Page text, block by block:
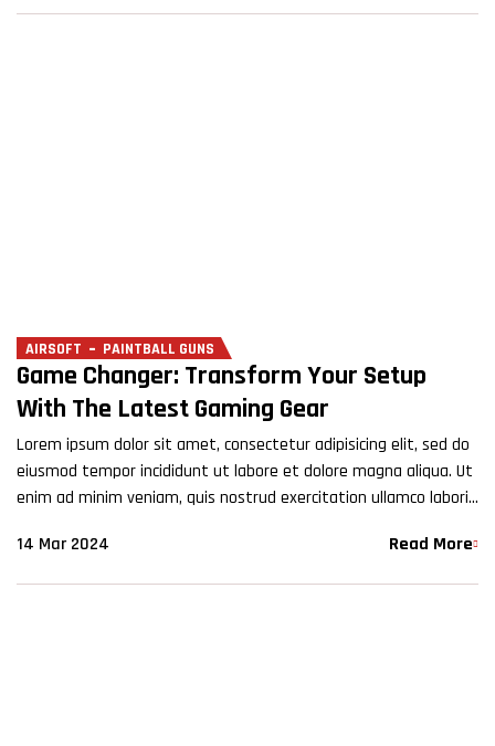
AIRSOFT PAINTBALL GUNS
Game Changer: Transform Your Setup
With The Latest Gaming Gear
Lorem ipsum dolor sit amet, consectetur adipisicing elit, sed do
eiusmod tempor incididunt ut labore et dolore magna aliqua. Ut
enim ad minim veniam, quis nostrud exercitation ullamco laboris
14 Mar 2024
Read More